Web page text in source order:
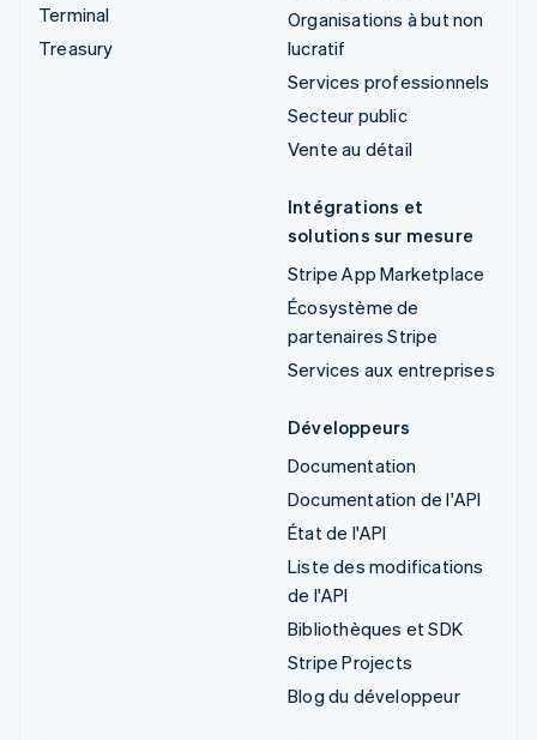
Terminal
Treasury
Organisations à but non
lucratif
Services professionnels
Secteur public
Vente au détail
Intégrations et
solutions sur mesure
Stripe App Marketplace
Écosystème de
partenaires Stripe
Services aux entreprises
Développeurs
Documentation
Documentation de l'API
État de l'API
Liste des modifications
de l'API
Bibliothèques et SDK
Stripe Projects
Blog du développeur